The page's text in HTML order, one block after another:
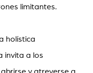
limitantes.
holística
invita a los